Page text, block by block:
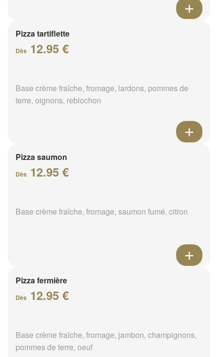
Pizza tartiflette
Dès 12.95 €
Base crème fraîche, fromage, lardons, pommes de
terre, oignons, reblochon
Pizza saumon
Dès 12.95 €
Base crème fraîche, fromage, saumon fumé, citron
Pizza fermière
Dès 12.95 €
Base crème fraîche, fromage, jambon, champignons,
pommes de terre, oeuf